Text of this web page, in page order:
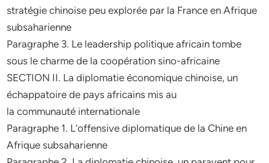
stratégie chinoise peu explorée par la France en Afrique
subsaharienne
Paragraphe 3. Le leadership politique africain tombe
sous le charme de la coopération sino-africaine
SECTION II. La diplomatie économique chinoise, un
échappatoire de pays africains mis au
la communauté internationale
Paragraphe 1. L’offensive diplomatique de la Chine en
Afrique subsaharienne